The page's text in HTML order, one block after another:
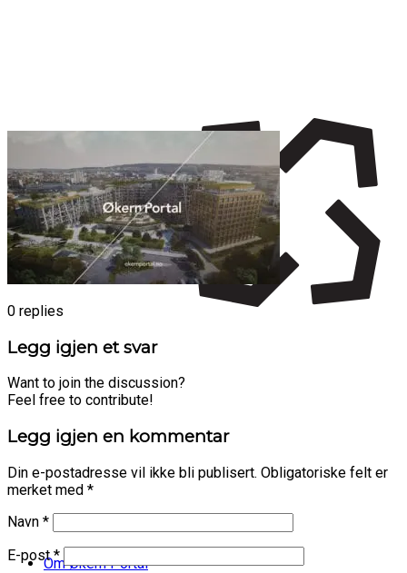
Om Økern Portal
0 replies
Legg igjen et svar
Want to join the discussion?
Feel free to contribute!
Legg igjen en kommentar
Din e-postadresse vil ikke bli publisert. Obligatoriske felt er
merket med *
Navn *
E-post*